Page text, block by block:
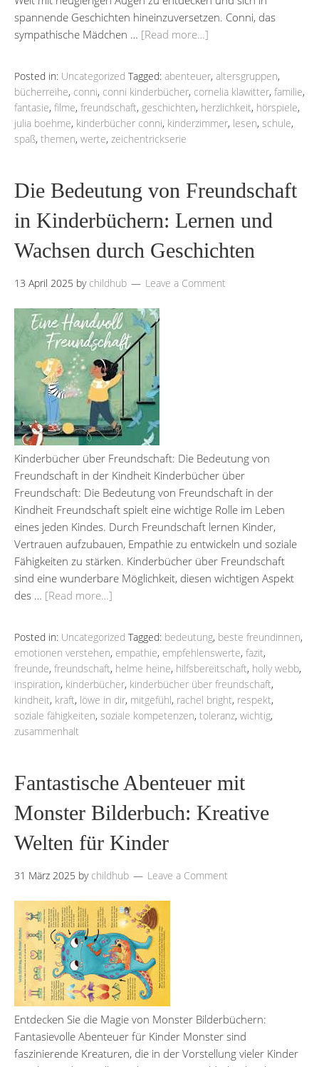
spannende Geschichten hineinzuversetzen. Conni, das
sympathische Mädchen … [Read more…]
Posted in: Uncategorized Tagged: abenteuer, altersgruppen,
bücherreihe, conni, conni kinderbücher, cornelia klawitter, familie,
fantasie, filme, freundschaft, geschichten, herzlichkeit, hörspiele,
julia boehme, kinderbücher conni, kinderzimmer, lesen, schule,
spaß, themen, werte, zeichentrickserie
Die Bedeutung von Freundschaft
in Kinderbüchern: Lernen und
Wachsen durch Geschichten
13 April 2025 by childhub Leave a Comment
Kinderbücher über Freundschaft: Die Bedeutung von
Freundschaft in der Kindheit Kinderbücher über
Freundschaft: Die Bedeutung von Freundschaft in der
Kindheit Freundschaft spielt eine wichtige Rolle im Leben
eines jeden Kindes. Durch Freundschaft lernen Kinder,
Vertrauen aufzubauen, Empathie zu entwickeln und soziale
Fähigkeiten zu stärken. Kinderbücher über Freundschaft
sind eine wunderbare Möglichkeit, diesen wichtigen Aspekt
des … [Read more…]
Posted in: Uncategorized Tagged: bedeutung, beste freundinnen,
emotionen verstehen, empathie, empfehlenswerte, fazit,
freunde, freundschaft, helme heine, hilfsbereitschaft, holly webb,
inspiration, kinderbücher, kinderbücher über freundschaft,
kindheit, kraft, löwe in dir, mitgefühl, rachel bright, respekt,
soziale fähigkeiten, soziale kompetenzen, toleranz, wichtig,
zusammenhalt
Fantastische Abenteuer mit
Monster Bilderbuch: Kreative
Welten für Kinder
31 März 2025 by childhub Leave a Comment
Entdecken Sie die Magie von Monster Bilderbüchern:
Fantasievolle Abenteuer für Kinder Monster sind
faszinierende Kreaturen, die in der Vorstellung vieler Kinder